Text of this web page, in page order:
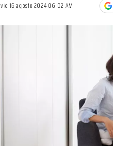
vie 16 agosto 2024 06:02 AM